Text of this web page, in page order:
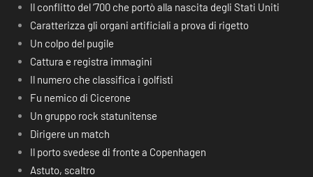
Il conflitto del ‘700 che portò alla nascita degli Stati Uniti
Caratterizza gli organi artificiali a prova di rigetto
Un colpo del pugile
Cattura e registra immagini
Il numero che classifica i golfisti
Fu nemico di Cicerone
Un gruppo rock statunitense
Dirigere un match
Il porto svedese di fronte a Copenhagen
Astuto, scaltro